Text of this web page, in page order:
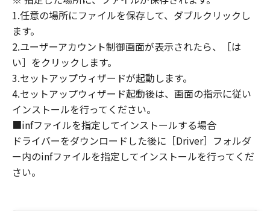
INCLUDING, BUT NOT LIMITED TO THE
IMPLIED WARRANTIES OF MERCHANTABILITY
AND FITNESS FOR A PARTICULAR PURPOSE.
THE ENTIRE RISK AS TO THE QUALITY AND
PERFORMANCE OF THE SOFTWARE IS WITH
YOU. SHOULD THE SOFTWARE PROVE
DEFECTIVE, YOU ASSUME THE ENTIRE COST
OF ALL NECESSARY SERVICING, REPAIR OR
CORRECTION. SOME STATES OR LEGAL
JURISDICTIONS DO NOT ALLOW THE
EXCLUSION OF IMPLIED WARRANTIES, SO
THE ABOVE EXCLUSION MAY NOT APPLY TO
1.任意の場所にファイルを保存して、ダブルクリックし
ます。
2.ユーザーアカウント制御画面が表示されたら、［は
い］をクリックします。
3.セットアップウィザードが起動します。
4.セットアップウィザード起動後は、画面の指示に従い
インストールを行ってください。
■infファイルを指定してインストールする場合
ドライバーをダウンロードした後に［Driver］フォルダ
ー内のinfファイルを指定してインストールを行ってくだ
さい。